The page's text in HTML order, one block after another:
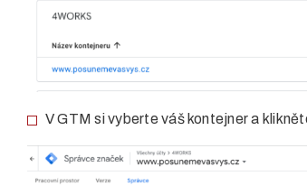
V GTM si vyberte váš kontejner a